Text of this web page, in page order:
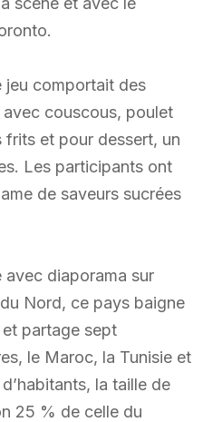
jeu comportait des
couscous, poulet
et pour dessert, un
Les participants ont
de saveurs sucrées
avec diaporama sur
Nord, ce pays baigne
partage sept
le Maroc, la Tunisie et
la taille de
25 % de celle du